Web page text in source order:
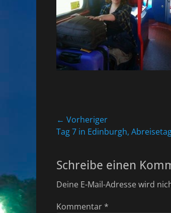
Beitragsnavigation
← Vorheriger
Vorheriger
Tag 7 in Edinburgh,
Schreibe einen
Deine E-Mail-Adresse wird
Kommentar *